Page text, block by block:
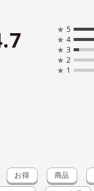
★ 5
★ 4
★ 3
★ 2
★ 1
お得 商品